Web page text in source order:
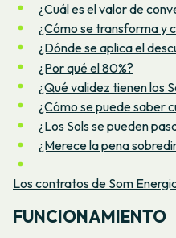
¿Cuál es el valor de
¿Cómo se transforma y
¿Dónde se aplica el
¿Por qué el 80%?
¿Qué validez tienen los
¿Cómo se puede saber
¿Los Sols se pueden
¿Merece la pena
Los contratos de Som
FUNCIONAMIENTO